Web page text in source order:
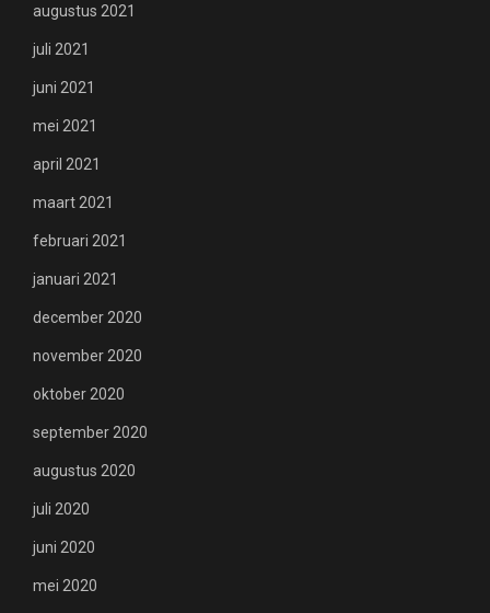
augustus 2021
juli 2021
juni 2021
mei 2021
april 2021
maart 2021
februari 2021
januari 2021
december 2020
november 2020
oktober 2020
september 2020
augustus 2020
juli 2020
juni 2020
mei 2020